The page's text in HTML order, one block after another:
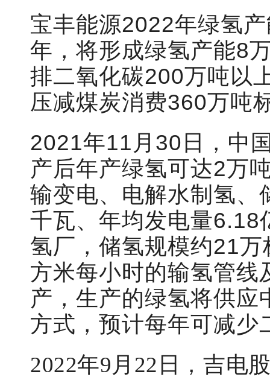
宝丰能源2022年绿氢
年，将形成绿氢产能8
排二氧化碳200万吨以
压减煤炭消费360万吨
2021年11月30日，中
产后年产绿氢可达2万
输变电、电解水制氢、
千瓦、年均发电量6.18
氢厂，储氢规模约21
方米每小时的输氢管
产，生产的绿氢将供
方式，预计每年可减
2022年9月22日，吉电